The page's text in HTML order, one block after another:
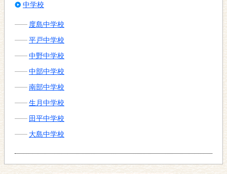
中学校
度島中学校
平戸中学校
中野中学校
中部中学校
南部中学校
生月中学校
田平中学校
大島中学校